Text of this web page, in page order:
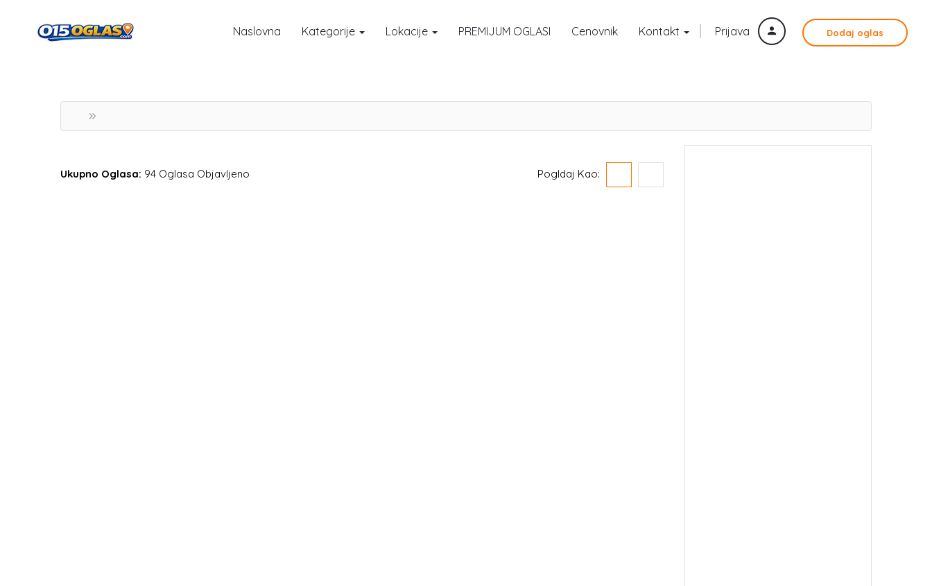
Prijava Dodaj oglas
Naslovna Kategorije Lokacije PREMIJUM OGLASI Cenovnik Kontakt
Ukupno Oglasa: 94 Oglasa Objavljeno Pogldaj Kao: